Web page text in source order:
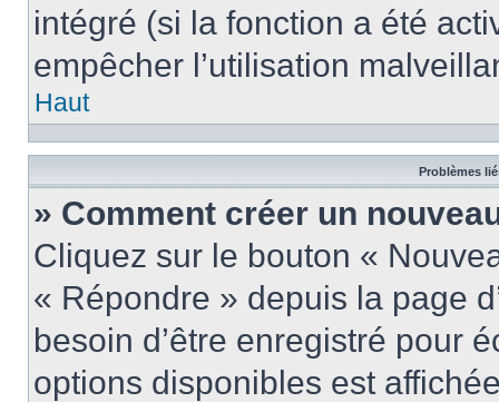
intégré (si la fonction a été
empêcher l’utilisation
Haut
Problèmes
» Comment créer un
Cliquez sur le bouton «
« Répondre » depuis la page
besoin d’être enregistré pour
options disponibles est